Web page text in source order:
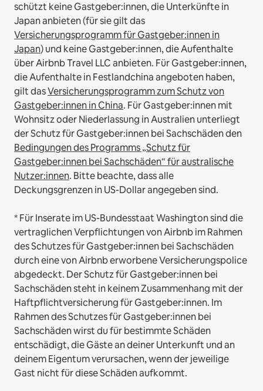
schützt keine Gastgeber:innen, die Unterkünfte in
Japan anbieten (für sie gilt das
Versicherungsprogramm für Gastgeber:innen in
Japan) und keine Gastgeber:innen, die Aufenthalte
über Airbnb Travel LLC anbieten. Für Gastgeber:innen,
die Aufenthalte in Festlandchina angeboten haben,
gilt dasVersicherungsprogramm zum Schutz von
Gastgeber:innen in China. Für Gastgeber:innen mit
Wohnsitz oder Niederlassung in Australien unterliegt
der Schutz für Gastgeber:innen bei Sachschäden den
Bedingungen des Programms „Schutz für
Gastgeber:innen bei Sachschäden“ für australische
Nutzer:innen. Bitte beachte, dass alle
Deckungsgrenzen in US-Dollar angegeben sind.
* Für Inserate im US-Bundesstaat Washington sind die
vertraglichen Verpflichtungen von Airbnb im Rahmen
des Schutzes für Gastgeber:innen bei Sachschäden
durch eine von Airbnb erworbene Versicherungspolice
abgedeckt. Der Schutz für Gastgeber:innen bei
Sachschäden steht in keinem Zusammenhang mit der
Haftpflichtversicherung für Gastgeber:innen. Im
Rahmen des Schutzes für Gastgeber:innen bei
Sachschäden wirst du für bestimmte Schäden
entschädigt, die Gäste an deiner Unterkunft und an
deinem Eigentum verursachen, wenn der jeweilige
Gast nicht für diese Schäden aufkommt.